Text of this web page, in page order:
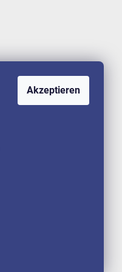
Akzeptieren